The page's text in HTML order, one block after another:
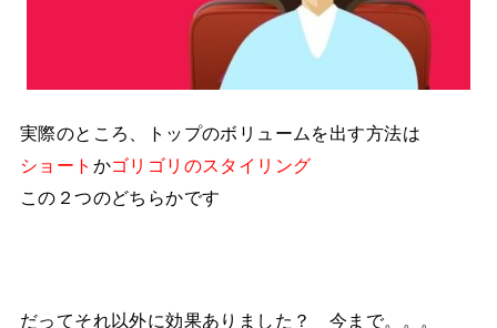
実際のところ、トップのボリュームを出す方法は
ショート かゴリゴリのスタイリング
この２つのどちらかです
だってそれ以外に効果ありました？ 今まで。。。